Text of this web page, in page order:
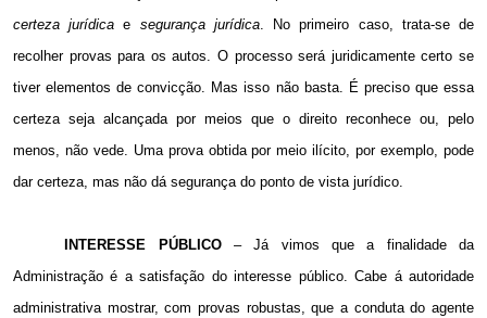
certeza jurídica e segurança jurídica. No primeiro caso, trata-se de
recolher provas para os autos. O processo será juridicamente certo se
tiver elementos de convicção. Mas isso não basta. É preciso que essa
certeza seja alcançada por meios que o direito reconhece ou, pelo
menos, não vede. Uma prova obtida por meio ilícito, por exemplo, pode
dar certeza, mas não dá segurança do ponto de vista jurídico.
INTERESSE PÚBLICO– Já vimos que a finalidade da
Administração é a satisfação do interesse público. Cabe á autoridade
administrativa mostrar, com provas robustas, que a conduta do agente